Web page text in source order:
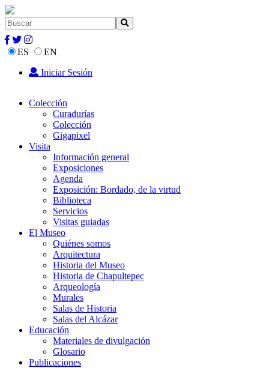
ES
EN
Iniciar Sesión
Colección
Curadurías
Colección
Gigapixel
Visita
Información general
Exposiciones
Agenda
Exposición: Bordado, de la virtud
Biblioteca
Servicios
Visitas guiadas
El Museo
Quiénes somos
Arquitectura
Historia del Museo
Historia de Chapultepec
Arqueología
Murales
Salas de Historia
Salas del Alcázar
Educación
Materiales de divulgación
Glosario
Publicaciones